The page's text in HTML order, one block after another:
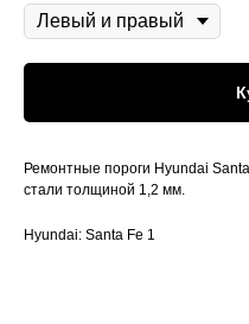
Ремонтные пороги Hyundai
стали толщиной 1,2 мм.
Hyundai: Santa Fe 1